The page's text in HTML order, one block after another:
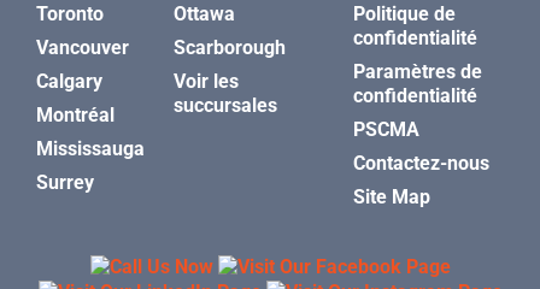
Toronto
Vancouver
Calgary
Montréal
Mississauga
Surrey
Ottawa
Scarborough
Voir les
succursales
Politique de
confidentialité
Paramètres de
confidentialité
PSCMA
Contactez-nous
Site Map